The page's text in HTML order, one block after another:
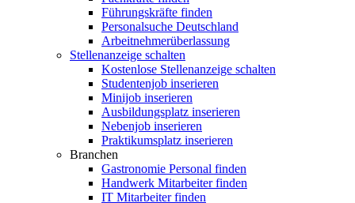
Führungskräfte finden
Personalsuche Deutschland
Arbeitnehmerüberlassung
Stellenanzeige schalten
Kostenlose Stellenanzeige schalten
Studentenjob inserieren
Minijob inserieren
Ausbildungsplatz inserieren
Nebenjob inserieren
Praktikumsplatz inserieren
Branchen
Gastronomie Personal finden
Handwerk Mitarbeiter finden
IT Mitarbeiter finden